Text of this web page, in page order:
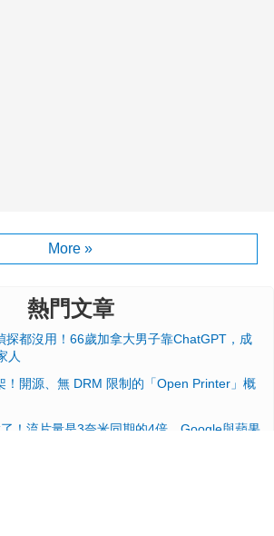
More »
熱門文章
探都沒用！66歲加拿大男子靠ChatGPT，成
人
！開源、無 DRM 限制的「Open Printer」概
！流片量是3奈米同期的4倍，Google與蘋果